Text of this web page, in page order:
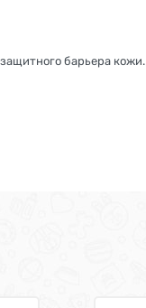
барьера кожи.